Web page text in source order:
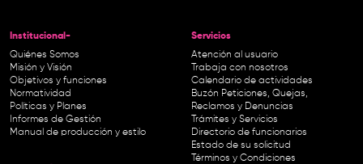
Institucional-
Quiénes Somos
Misión y Visión
Objetivos y funciones
Normatividad
Políticas y Planes
Informes de Gestión
Manual de producción y estilo
Servicios
Atención al usuario
Trabaja con nosotros
Calendario de actividades
Buzón Peticiones, Quejas,
Reclamos y Denuncias
Trámites y Servicios
Directorio de funcionarios
Estado de su solicitud
Términos y Condiciones